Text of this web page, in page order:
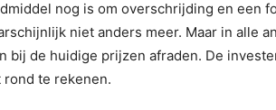
nog is om overschrijding en een
niet anders meer. Maar in alle
bij de huidige prijzen afraden. De
te rekenen.